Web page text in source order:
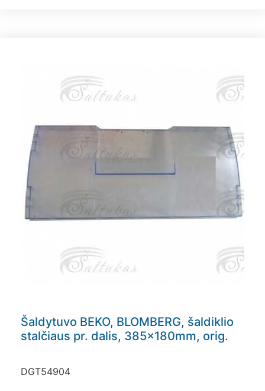
Šaldytuvo BEKO, BLOMBERG, šaldiklio
stalčiaus pr. dalis, 385x180mm, orig.
DGT54904